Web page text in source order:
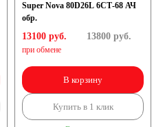
Super Nova 80D26L 6СТ-68 АЧ
обр.
13100 руб.
при обмене
13800руб.
В корзину
Купить в 1 клик